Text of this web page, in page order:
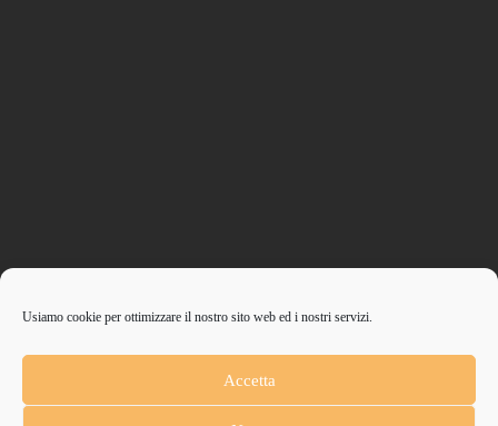
Usiamo cookie per ottimizzare il nostro sito web ed i nostri servizi.
Accetta
ANCHE
Anche un piccolo aiuto può fare una grande differenza